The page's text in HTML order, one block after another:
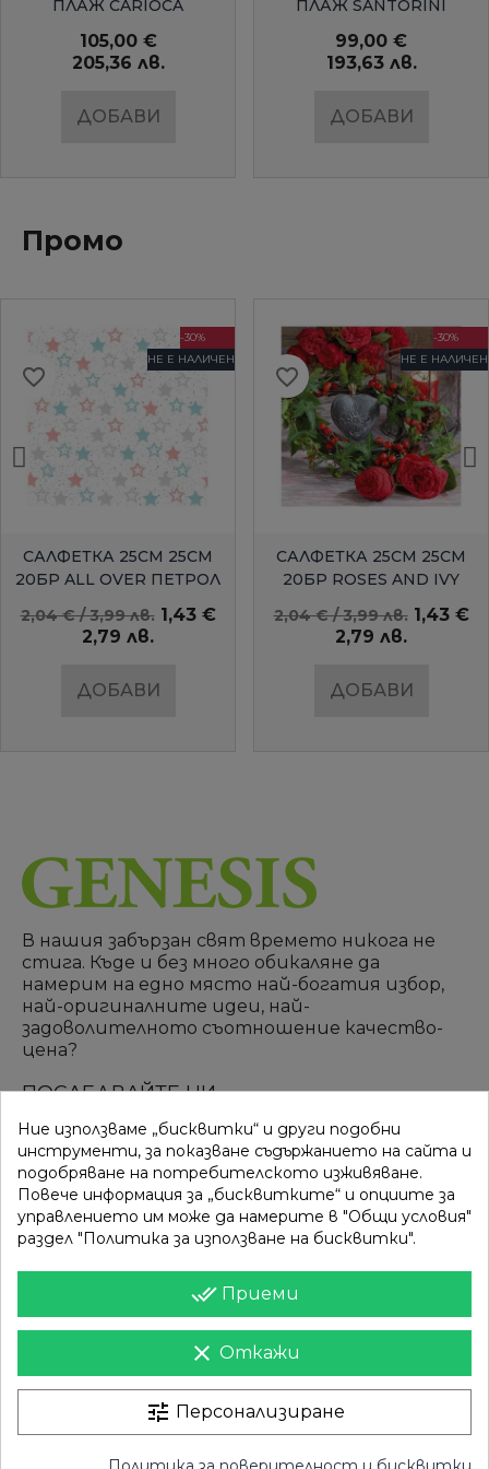
ПЛАЖ CARIOCA
105,00 €
205,36 лв.
ДОБАВИ
ПЛАЖ SANTORINI
99,00 €
193,63 лв.
ДОБАВИ
Промо
БЪРЗ ПРЕГЛЕД
-30%
НЕ Е НАЛИЧЕН
САЛФЕТКА 25СМ 25СМ
20БР ALL OVER ПЕТРОЛ
2,04 € / 3,99 лв. 1,43 €
2,79 лв.
ДОБАВИ
favorite_border
БЪРЗ ПРЕГЛЕД
-30%
НЕ Е НАЛИЧЕН
САЛФЕТКА 25СМ 25СМ
20БР ROSES AND IVY
AMBIENTE
2,04 € / 3,99 лв. 1,43 €
2,79 лв.
ДОБАВИ
favorite_border
В нашия забързан свят времето никога не
стига. Къде и без много обикаляне да
намерим на едно място най-богатия избор,
най-оригиналните идеи, най-
задоволителното съотношение качество-
цена?
ПОСЛЕДВАЙТЕ НИ
ВРЪЗКИ
Вход
КАТЕГОРИИ
Разпродажба
Най-продавани
Контакти
Ние използваме „бисквитки“ и други подобни
инструменти, за показване съдържанието на сайта и
подобряване на потребителското изживяване.
Повече информация за „бисквитките“ и опциите за
управлението им може да намерите в "Общи условия"
раздел "Политика за използване на бисквитки".
done_all Приеми
clear Откажи
tune Персонализиране